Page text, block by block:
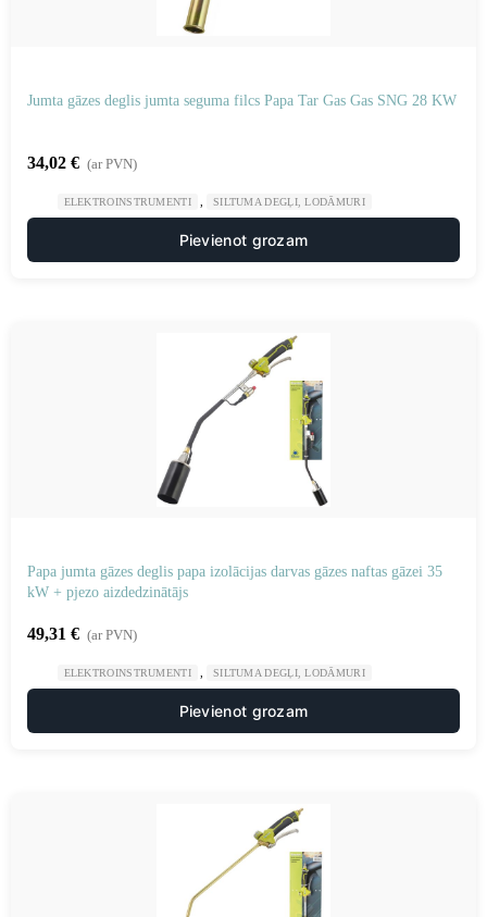
Jumta gāzes deglis jumta seguma filcs Papa Tar Gas Gas SNG 28 KW
34,02 € (ar PVN)
ELEKTROINSTRUMENTI SILTUMA DEGĻI, LODĀMURI
Pievienot grozam
Papa jumta gāzes deglis papa izolācijas darvas gāzes naftas gāzei 35
kW + pjezo aizdedzinātājs
49,31 € (ar PVN)
ELEKTROINSTRUMENTI SILTUMA DEGĻI, LODĀMURI
Pievienot grozam